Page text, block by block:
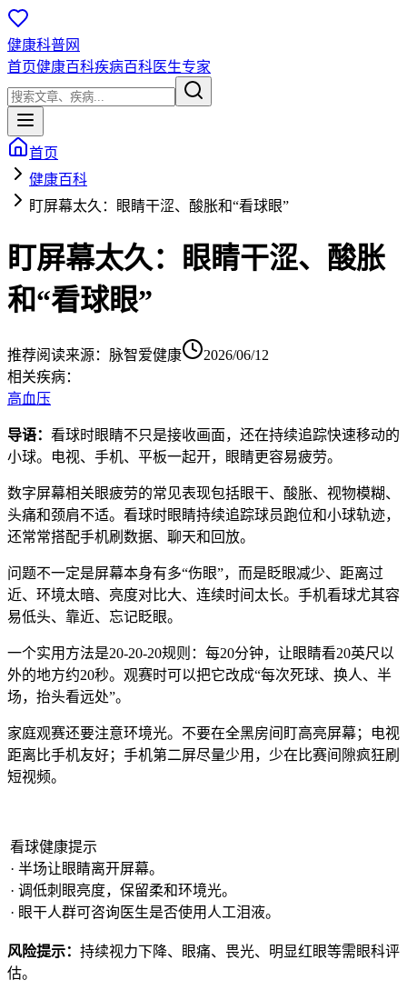
健康科普网
首页健康百科疾病百科医生专家
首页
健康百科
盯屏幕太久：眼睛干涩、酸胀和“看球眼”
盯屏幕太久：眼睛干涩、酸胀
和“看球眼”
推荐阅读来源： 脉智爱健康
2026/06/12
相关疾病：
高血压
导语： 看球时眼睛不只是接收画面，还在持续追踪快速移动的
小球。电视、手机、平板一起开，眼睛更容易疲劳。
数字屏幕相关眼疲劳的常见表现包括眼干、酸胀、视物模糊、
头痛和颈肩不适。看球时眼睛持续追踪球员跑位和小球轨迹，
还常常搭配手机刷数据、聊天和回放。
问题不一定是屏幕本身有多“伤眼”，而是眨眼减少、距离过
近、环境太暗、亮度对比大、连续时间太长。手机看球尤其容
易低头、靠近、忘记眨眼。
一个实用方法是20-20-20规则：每20分钟，让眼睛看20英尺以
外的地方约20秒。观赛时可以把它改成“每次死球、换人、半
场，抬头看远处”。
家庭观赛还要注意环境光。不要在全黑房间盯高亮屏幕；电视
距离比手机友好；手机第二屏尽量少用，少在比赛间隙疯狂刷
短视频。
看球健康提示
· 半场让眼睛离开屏幕。
· 调低刺眼亮度，保留柔和环境光。
· 眼干人群可咨询医生是否使用人工泪液。
风险提示： 持续视力下降、眼痛、畏光、明显红眼等需眼科评
估。